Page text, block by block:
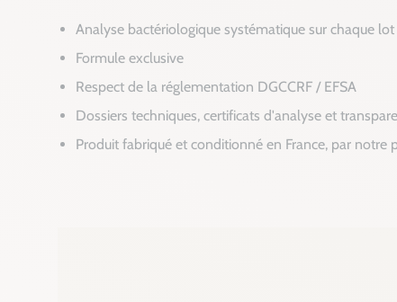
Analyse bactériologique systématique sur chaque lot
Formule exclusive
Respect de la réglementation DGCCRF / EFSA
Dossiers techniques, certificats d'analyse et
Produit fabriqué et conditionné en France, par notre